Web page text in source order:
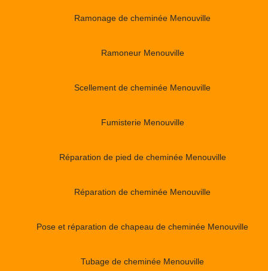
Ramonage de cheminée Menouville
Ramoneur Menouville
Scellement de cheminée Menouville
Fumisterie Menouville
Réparation de pied de cheminée Menouville
Réparation de cheminée Menouville
Pose et réparation de chapeau de cheminée Menouville
Tubage de cheminée Menouville